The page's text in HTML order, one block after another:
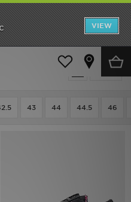
VIEW
43 44 44.5 46